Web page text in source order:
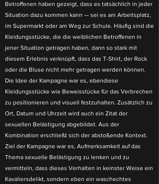
Betroffenen haben gezeigt, dass es tatsächlich in jeder
Situation dazu kommen kann — sei es am Arbeitsplatz,
im Supermarkt oder am Weg zur Schule. Häufig sind die
Kleidungsstücke, die die weiblichen Betroffenen in
jener Situation getragen haben, dann so stark mit
diesem Erlebnis verknüpft, dass das T-Shirt, der Rock
oder die Bluse nicht mehr getragen werden können.
Die Idee der Kampagne war es, ebendiese
Kleidungsstücke wie Beweisstücke für das Verbrechen
zu positionieren und visuell festzuhalten. Zusätzlich zu
Ort, Datum und Uhrzeit wird auch ein Zitat der
sexuellen Belästigung abgebildet. Aus der
Kombination erschließt sich der abstoßende Kontext.
Ziel der Kampagne war es, Aufmerksamkeit auf das
Thema sexuelle Belästigung zu lenken und zu
vermitteln, dass dieses Verhalten in keinster Weise ein
Kavaliersdelikt, sondern eben ein waschechtes